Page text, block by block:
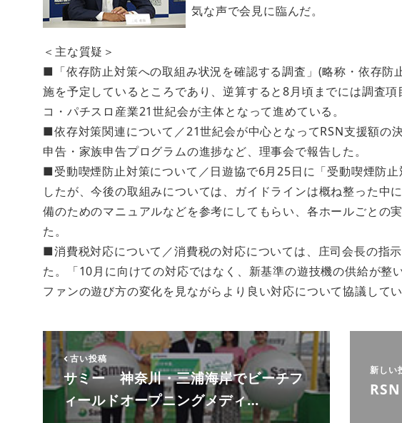
気な声で会見に臨んだ。
＜主な質疑＞
■「依存防止対策への取組み状況を確認する調査」(略称・依存防
施を予定しているところであり、逆算すると8月頃までには調査
コ・パチスロ産業21世紀会が主体となって進めている。
■依存対策関連について／21世紀会が中心となってRSN支援額の
申告・家族申告プログラムの進捗など、理事会で報告した。
■受動喫煙防止対策について／日遊協で6月25日に「受動喫煙防
したが、今後の取組みについては、ガイドラインは概ね整った中
備のためのマニュアルなどを参考にしてもらい、各ホールごとの
た。
■消費税対応について／消費税の対応については、庄司会長の指
た。「10月に向けての対応ではなく、新基準の遊技機の供給が整
ファンの遊び方の変化を見ながらより良い対応について協議してい
古い投稿
サミー 神奈川・三浦海岸でビーチフ
ィールドオープニングメディ…
新しい